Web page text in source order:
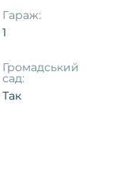
Гараж:
1
Громадський
сад:
Так